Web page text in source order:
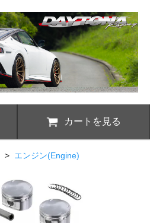
カートを見る
> エンジン(Engine)